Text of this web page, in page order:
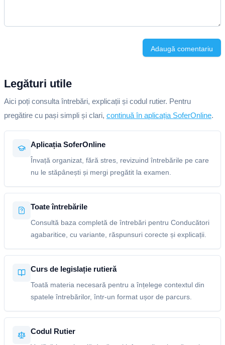
Adaugă comentariu
Legături utile
Aici poți consulta întrebări, explicații și codul rutier. Pentru
pregătire cu pași simpli și clari, continuă în aplicația SoferOnline.
Aplicația SoferOnline
Învață organizat, fără stres, revizuind întrebările pe care
nu le stăpânești și mergi pregătit la examen.
Toate întrebările
Consultă baza completă de întrebări pentru Conducători
agabaritice, cu variante, răspunsuri corecte și explicații.
Curs de legislație rutieră
Toată materia necesară pentru a înțelege contextul din
spatele întrebărilor, într-un format ușor de parcurs.
Codul Rutier